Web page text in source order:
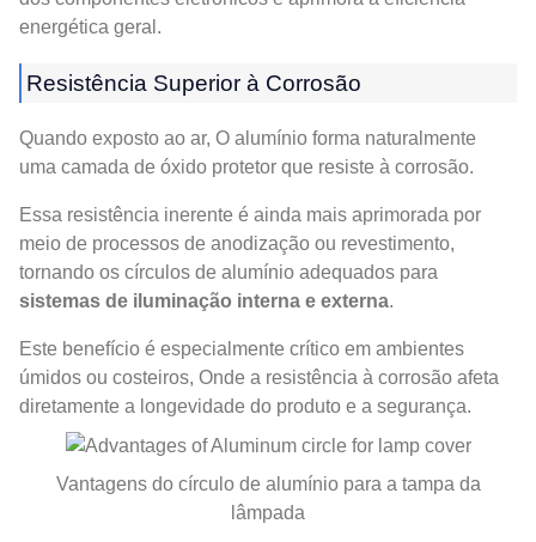
energética geral.
Resistência Superior à Corrosão
Quando exposto ao ar, O alumínio forma naturalmente
uma camada de óxido protetor que resiste à corrosão.
Essa resistência inerente é ainda mais aprimorada por
meio de processos de anodização ou revestimento,
tornando os círculos de alumínio adequados para
sistemas de iluminação interna e externa.
Este benefício é especialmente crítico em ambientes
úmidos ou costeiros, Onde a resistência à corrosão afeta
diretamente a longevidade do produto e a segurança.
Vantagens do círculo de alumínio para a tampa da
lâmpada